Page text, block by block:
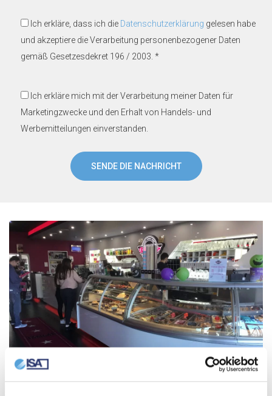
Ich erkläre, dass ich die Datenschutzerklärung gelesen habe
und akzeptiere die Verarbeitung personenbezogener Daten
gemäß Gesetzesdekret 196 / 2003. *
Ich erkläre mich mit der Verarbeitung meiner Daten für
Marketingzwecke und den Erhalt von Handels- und
Werbemitteilungen einverstanden.